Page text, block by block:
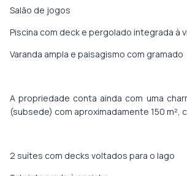
Salão de jogos
Piscina com deck e pergolado integrada à
Varanda ampla e paisagismo com gramado
A propriedade conta ainda com uma
(subsede) com aproximadamente 150 m²,
2 suítes com decks voltados para o lago